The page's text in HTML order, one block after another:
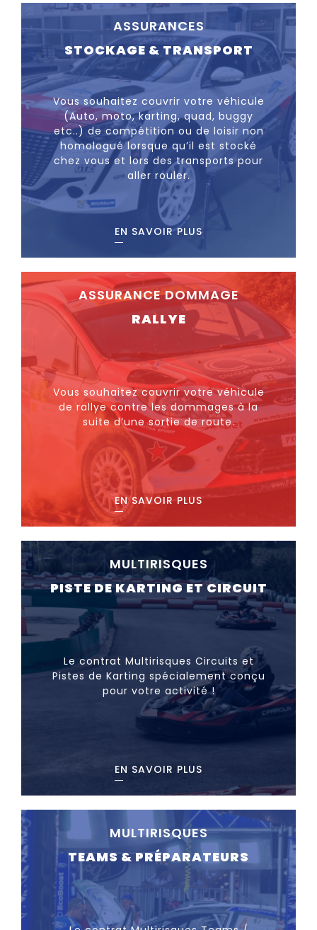
ASSURANCES
STOCKAGE & TRANSPORT
Vous souhaitez couvrir votre véhicule
(Auto, moto, karting, quad, buggy
etc..) de compétition ou de loisir non
homologué lorsque qu’il est stocké
chez vous et lors des transports pour
aller rouler.
EN SAVOIR PLUS
ASSURANCE DOMMAGE
RALLYE
Vous souhaitez couvrir votre véhicule
de rallye contre les dommages à la
suite d’une sortie de route.
EN SAVOIR PLUS
MULTIRISQUES
PISTE DE KARTING ET CIRCUIT
Le contrat Multirisques Circuits et
Pistes de Karting spécialement conçu
pour votre activité !
EN SAVOIR PLUS
MULTIRISQUES
TEAMS & PRÉPARATEURS